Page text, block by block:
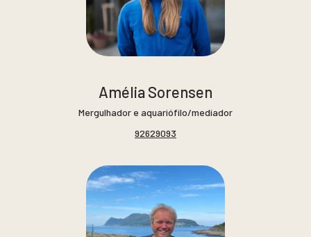
Amélia Sorensen
Mergulhador e aquariófilo/mediador
92629093